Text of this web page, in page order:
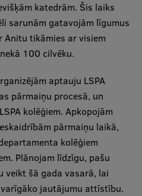
kursi
kursi
centrs
pārbaude
laboratorijas
katedrām. Šis laiks
sarunām gatavojām līgumus
Anitu tikāmies ar visiem
100 cilvēku.
aptauju LSPA
pārmaiņu procesā, un
kolēģiem. Apkopojām
pārmaiņu laikā,
kolēģiem
Plānojam līdzīgu, pašu
veikt šā gada vasarā, lai
jautājumu attīstību.